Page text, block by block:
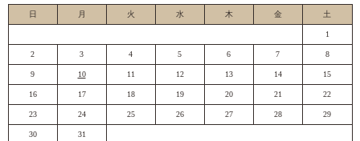
日 月 火 水 木 金 土
1
2 3 4 5 6 7 8
9 10 11 12 13 14 15
16 17 18 19 20 21 22
23 24 25 26 27 28 29
30 31